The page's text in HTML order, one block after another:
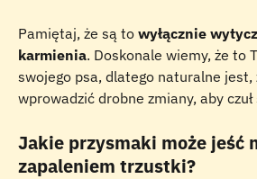
Pamiętaj, że są to wyłącznie
karmienia. Doskonale wiemy, że to
swojego psa, dlatego naturalne jest,
wprowadzić drobne zmiany, aby
Jakie przysmaki może jeść
zapaleniem trzustki?